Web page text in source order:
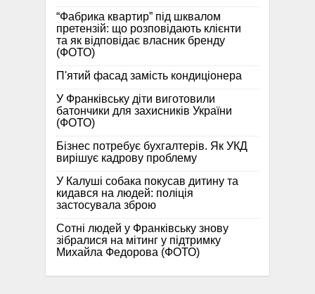
“Фабрика квартир” під шквалом
претензій: що розповідають клієнти
та як відповідає власник бренду
(ФОТО)
П'ятий фасад замість кондиціонера
У Франківську діти виготовили
батончики для захисників України
(ФОТО)
Бізнес потребує бухгалтерів. Як УКД
вирішує кадрову проблему
У Калуші собака покусав дитину та
кидався на людей: поліція
застосувала зброю
Сотні людей у Франківську знову
зібралися на мітинг у підтримку
Михайла Федорова (ФОТО)